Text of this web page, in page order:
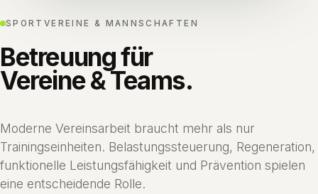
SPORTVEREINE & MANNSCHAFTEN
Betreuung für
Vereine & Teams.
Moderne Vereinsarbeit braucht mehr als nur
Trainingseinheiten. Belastungssteuerung, Regeneration,
funktionelle Leistungsfähigkeit und Prävention spielen
eine entscheidende Rolle.